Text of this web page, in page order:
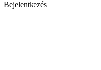
Bejelentkezés